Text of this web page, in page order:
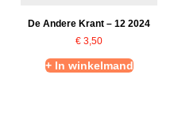
De Andere Krant – 12 2024
€ 3,50
+ In winkelmand